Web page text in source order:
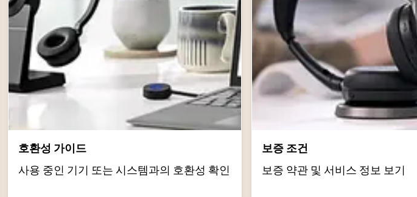
호환성 가이드
사용 중인 기기 또는 시스템과의 호환성 확인
보증 조건
보증 약관 및 서비스 정보 보기